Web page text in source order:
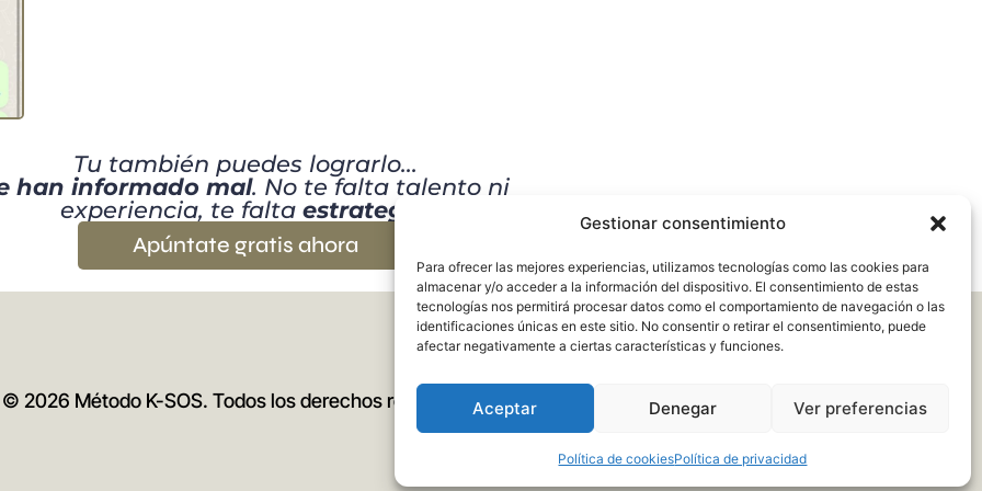
Gestionar consentimiento
Para ofrecer las mejores experiencias, utilizamos tecnologías como las cookies para
almacenar y/o acceder a la información del dispositivo. El consentimiento de estas
tecnologías nos permitirá procesar datos como el comportamiento de navegación o las
identificaciones únicas en este sitio. No consentir o retirar el consentimiento, puede
afectar negativamente a ciertas características y funciones.
Aceptar Denegar Ver preferencias
Política de cookiesPolítica de privacidad
Tu también puedes lograrlo...
han informado mal. No te falta talento ni
experiencia, te falta estrategia
Apúntate gratis ahora
© 2026 Método K-SOS. Todos los derechos reservados.